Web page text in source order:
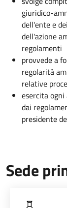
giuridico-
dell'ente e
dell'azione
regolamenti
provvede a
regolarità
relative
esercita
dai
presidente
Sede